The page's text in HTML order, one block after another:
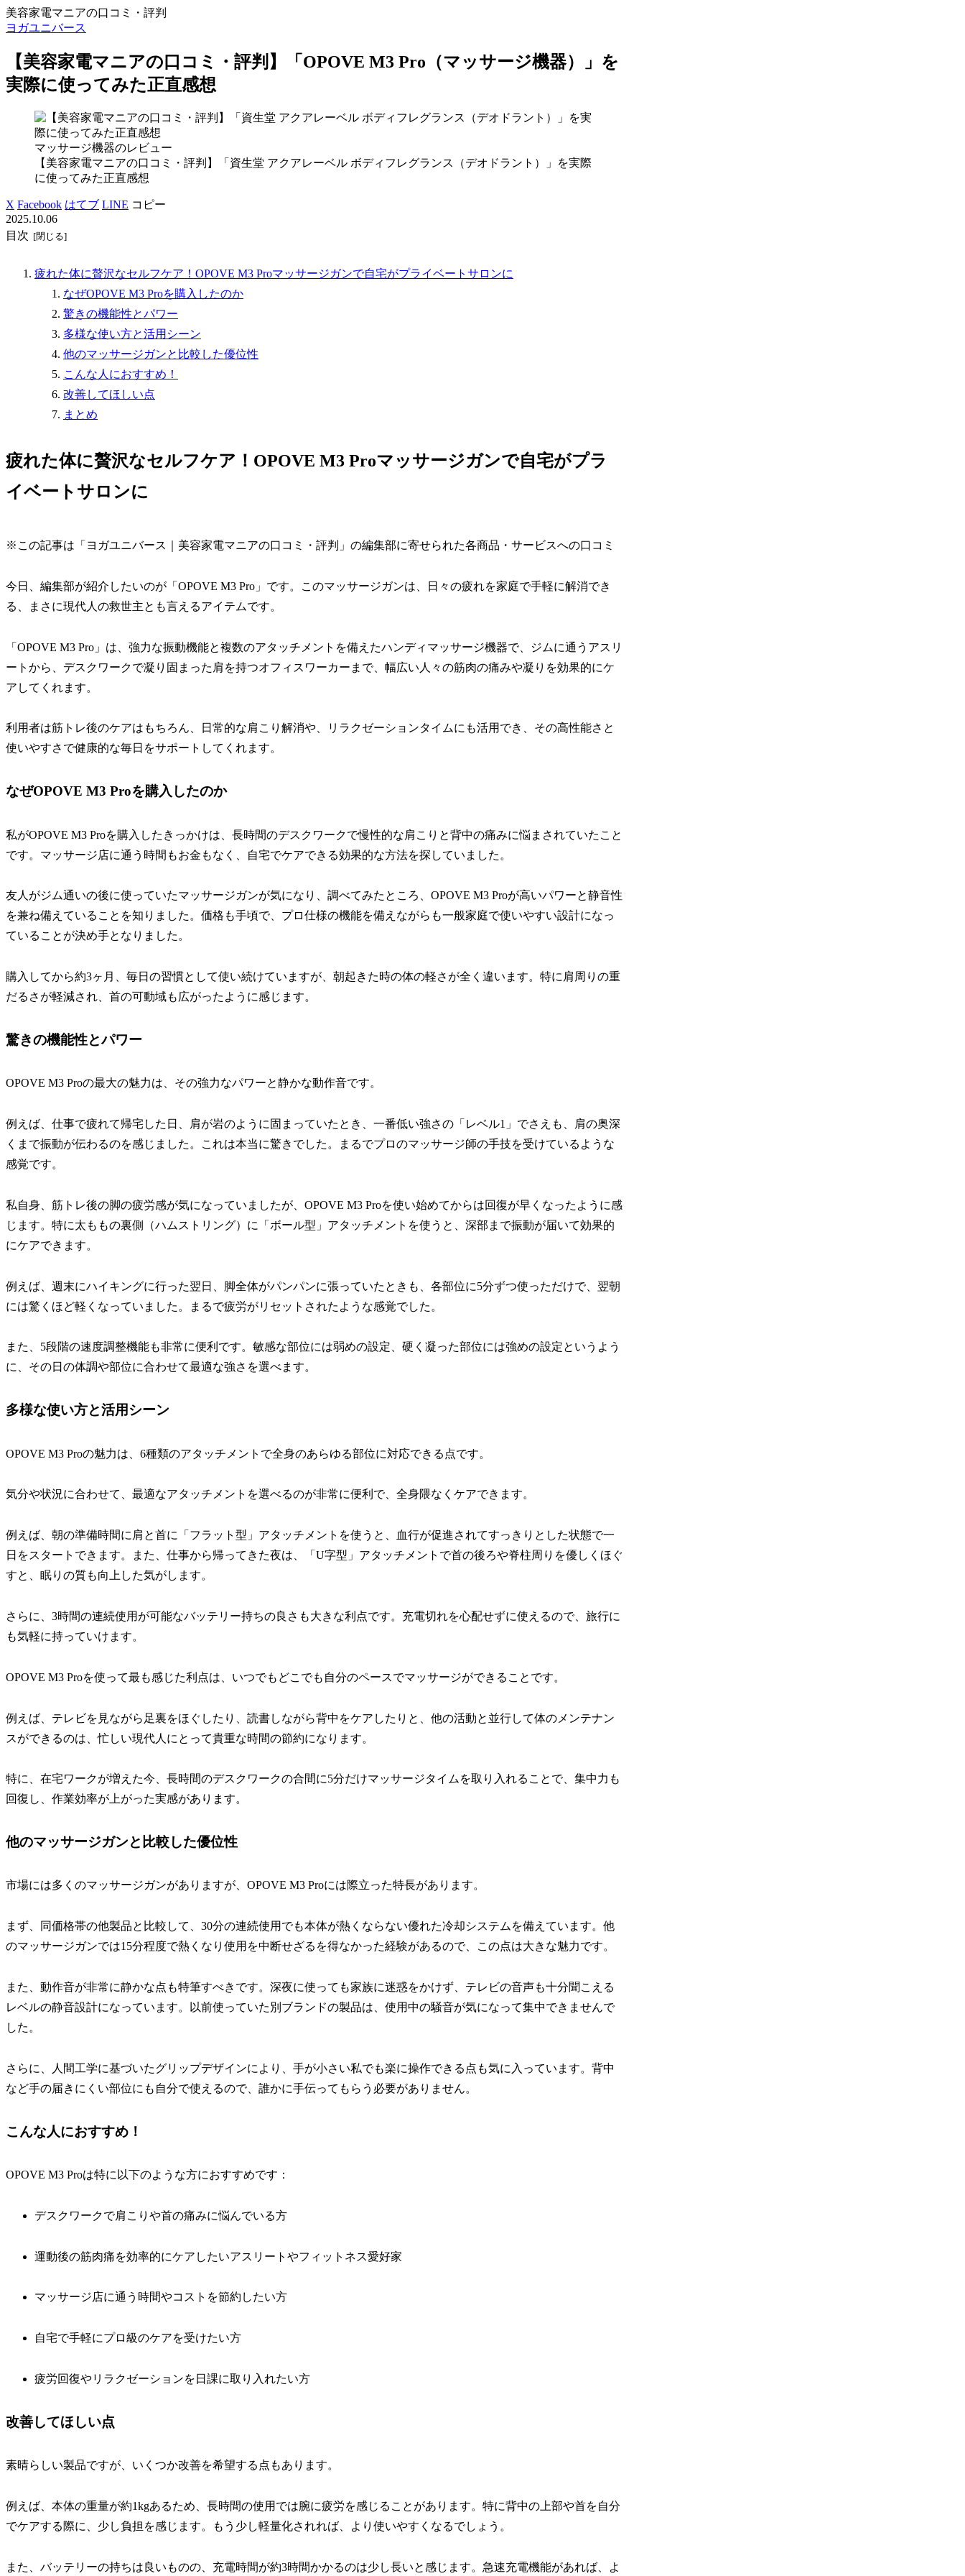
美容家電マニアの口コミ・評判
ヨガユニバース
【美容家電マニアの口コミ・評判】「OPOVE M3 Pro（マッサージ機器）」を
実際に使ってみた正直感想
マッサージ機器のレビュー
【美容家電マニアの口コミ・評判】「資生堂 アクアレーベル ボディフレグランス（デオドラント）」を実際
に使ってみた正直感想
X Facebook はてブ LINE コピー
2025.10.06
目次
疲れた体に贅沢なセルフケア！OPOVE M3 Proマッサージガンで自宅がプライベートサロンに
なぜOPOVE M3 Proを購入したのか
驚きの機能性とパワー
多様な使い方と活用シーン
他のマッサージガンと比較した優位性
こんな人におすすめ！
改善してほしい点
まとめ
疲れた体に贅沢なセルフケア！OPOVE M3 Proマッサージガンで自宅がプラ
イベートサロンに
※この記事は「ヨガユニバース｜美容家電マニアの口コミ・評判」の編集部に寄せられた各商品・サービスへの口コミ
今日、編集部が紹介したいのが「OPOVE M3 Pro」です。このマッサージガンは、日々の疲れを家庭で手軽に解消でき
る、まさに現代人の救世主とも言えるアイテムです。
「OPOVE M3 Pro」は、強力な振動機能と複数のアタッチメントを備えたハンディマッサージ機器で、ジムに通うアスリ
ートから、デスクワークで凝り固まった肩を持つオフィスワーカーまで、幅広い人々の筋肉の痛みや凝りを効果的にケ
アしてくれます。
利用者は筋トレ後のケアはもちろん、日常的な肩こり解消や、リラクゼーションタイムにも活用でき、その高性能さと
使いやすさで健康的な毎日をサポートしてくれます。
なぜOPOVE M3 Proを購入したのか
私がOPOVE M3 Proを購入したきっかけは、長時間のデスクワークで慢性的な肩こりと背中の痛みに悩まされていたこと
です。マッサージ店に通う時間もお金もなく、自宅でケアできる効果的な方法を探していました。
友人がジム通いの後に使っていたマッサージガンが気になり、調べてみたところ、OPOVE M3 Proが高いパワーと静音性
を兼ね備えていることを知りました。価格も手頃で、プロ仕様の機能を備えながらも一般家庭で使いやすい設計になっ
ていることが決め手となりました。
購入してから約3ヶ月、毎日の習慣として使い続けていますが、朝起きた時の体の軽さが全く違います。特に肩周りの重
だるさが軽減され、首の可動域も広がったように感じます。
驚きの機能性とパワー
OPOVE M3 Proの最大の魅力は、その強力なパワーと静かな動作音です。
例えば、仕事で疲れて帰宅した日、肩が岩のように固まっていたとき、一番低い強さの「レベル1」でさえも、肩の奥深
くまで振動が伝わるのを感じました。これは本当に驚きでした。まるでプロのマッサージ師の手技を受けているような
感覚です。
私自身、筋トレ後の脚の疲労感が気になっていましたが、OPOVE M3 Proを使い始めてからは回復が早くなったように感
じます。特に太ももの裏側（ハムストリング）に「ボール型」アタッチメントを使うと、深部まで振動が届いて効果的
にケアできます。
例えば、週末にハイキングに行った翌日、脚全体がパンパンに張っていたときも、各部位に5分ずつ使っただけで、翌朝
には驚くほど軽くなっていました。まるで疲労がリセットされたような感覚でした。
また、5段階の速度調整機能も非常に便利です。敏感な部位には弱めの設定、硬く凝った部位には強めの設定というよう
に、その日の体調や部位に合わせて最適な強さを選べます。
多様な使い方と活用シーン
OPOVE M3 Proの魅力は、6種類のアタッチメントで全身のあらゆる部位に対応できる点です。
気分や状況に合わせて、最適なアタッチメントを選べるのが非常に便利で、全身隈なくケアできます。
例えば、朝の準備時間に肩と首に「フラット型」アタッチメントを使うと、血行が促進されてすっきりとした状態で一
日をスタートできます。また、仕事から帰ってきた夜は、「U字型」アタッチメントで首の後ろや脊柱周りを優しくほぐ
すと、眠りの質も向上した気がします。
さらに、3時間の連続使用が可能なバッテリー持ちの良さも大きな利点です。充電切れを心配せずに使えるので、旅行に
も気軽に持っていけます。
OPOVE M3 Proを使って最も感じた利点は、いつでもどこでも自分のペースでマッサージができることです。
例えば、テレビを見ながら足裏をほぐしたり、読書しながら背中をケアしたりと、他の活動と並行して体のメンテナン
スができるのは、忙しい現代人にとって貴重な時間の節約になります。
特に、在宅ワークが増えた今、長時間のデスクワークの合間に5分だけマッサージタイムを取り入れることで、集中力も
回復し、作業効率が上がった実感があります。
他のマッサージガンと比較した優位性
市場には多くのマッサージガンがありますが、OPOVE M3 Proには際立った特長があります。
まず、同価格帯の他製品と比較して、30分の連続使用でも本体が熱くならない優れた冷却システムを備えています。他
のマッサージガンでは15分程度で熱くなり使用を中断せざるを得なかった経験があるので、この点は大きな魅力です。
また、動作音が非常に静かな点も特筆すべきです。深夜に使っても家族に迷惑をかけず、テレビの音声も十分聞こえる
レベルの静音設計になっています。以前使っていた別ブランドの製品は、使用中の騒音が気になって集中できませんで
した。
さらに、人間工学に基づいたグリップデザインにより、手が小さい私でも楽に操作できる点も気に入っています。背中
など手の届きにくい部位にも自分で使えるので、誰かに手伝ってもらう必要がありません。
こんな人におすすめ！
OPOVE M3 Proは特に以下のような方におすすめです：
デスクワークで肩こりや首の痛みに悩んでいる方
運動後の筋肉痛を効率的にケアしたいアスリートやフィットネス愛好家
マッサージ店に通う時間やコストを節約したい方
自宅で手軽にプロ級のケアを受けたい方
疲労回復やリラクゼーションを日課に取り入れたい方
改善してほしい点
素晴らしい製品ですが、いくつか改善を希望する点もあります。
例えば、本体の重量が約1kgあるため、長時間の使用では腕に疲労を感じることがあります。特に背中の上部や首を自分
でケアする際に、少し負担を感じます。もう少し軽量化されれば、より使いやすくなるでしょう。
また、バッテリーの持ちは良いものの、充電時間が約3時間かかるのは少し長いと感じます。急速充電機能があれば、よ